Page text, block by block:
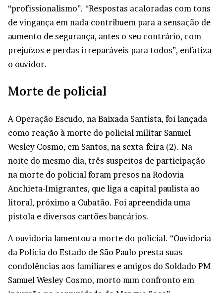
“profissionalismo”. “Respostas acaloradas com tons
de vingança em nada contribuem para a sensação de
aumento de segurança, antes o seu contrário, com
prejuízos e perdas irreparáveis para todos”, enfatiza
o ouvidor.
Morte de policial
A Operação Escudo, na Baixada Santista, foi lançada
como reação à morte do policial militar Samuel
Wesley Cosmo, em Santos, na sexta-feira (2). Na
noite do mesmo dia, três suspeitos de participação
na morte do policial foram presos na Rodovia
Anchieta-Imigrantes, que liga a capital paulista ao
litoral, próximo a Cubatão. Foi apreendida uma
pistola e diversos cartões bancários.
A ouvidoria lamentou a morte do policial. “Ouvidoria
da Polícia do Estado de São Paulo presta suas
condolências aos familiares e amigos do Soldado PM
Samuel Wesley Cosmo, morto num confronto em